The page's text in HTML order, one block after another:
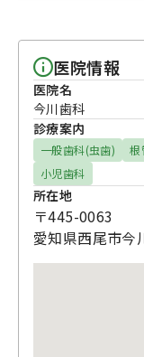
医院情報
医院名
今川歯科
診療案内
一般歯科(虫歯) 根
小児歯科
所在地
〒445-0063
愛知県西尾市今